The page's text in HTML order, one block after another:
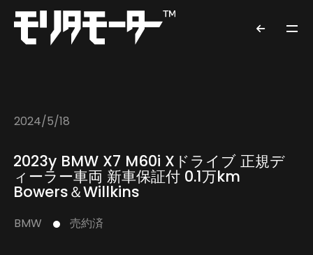
2024/5/18
2023y BMW X7 M60i Xドライブ 正規デ
ィーラー車両 新車保証付 0.1万km
Bowers＆Willkins
BMW 売約済